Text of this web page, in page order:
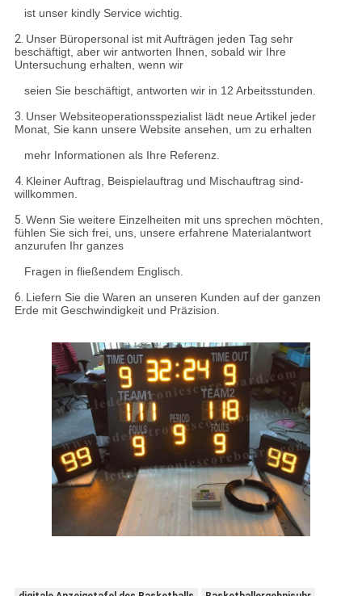
ist unser kindly Service wichtig.
2. Unser Büropersonal ist mit Aufträgen jeden Tag sehr
beschäftigt, aber wir antworten Ihnen, sobald wir Ihre
Untersuchung erhalten, wenn wir
seien Sie beschäftigt, antworten wir in 12 Arbeitsstunden.
3. Unser Websiteoperationsspezialist lädt neue Artikel jeder
Monat, Sie kann unsere Website ansehen, um zu erhalten
mehr Informationen als Ihre Referenz.
4. Kleiner Auftrag, Beispielauftrag und Mischauftrag sind-
willkommen.
5. Wenn Sie weitere Einzelheiten mit uns sprechen möchten,
fühlen Sie sich frei, uns, unsere erfahrene Materialantwort
anzurufen Ihr ganzes
Fragen in fließendem Englisch.
6. Liefern Sie die Waren an unseren Kunden auf der ganzen
Erde mit Geschwindigkeit und Präzision.